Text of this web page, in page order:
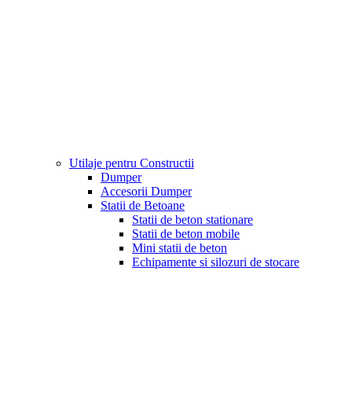
Utilaje pentru Constructii
Dumper
Accesorii Dumper
Statii de Betoane
Statii de beton stationare
Statii de beton mobile
Mini statii de beton
Echipamente si silozuri de stocare